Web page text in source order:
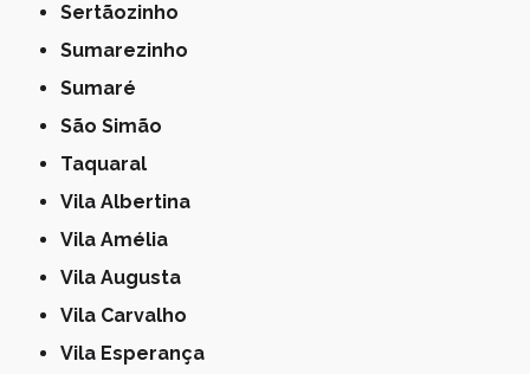
Sertãozinho
Sumarezinho
Sumaré
São Simão
Taquaral
Vila Albertina
Vila Amélia
Vila Augusta
Vila Carvalho
Vila Esperança